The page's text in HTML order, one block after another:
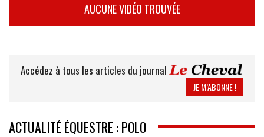
AUCUNE VIDÉO TROUVÉE
Accédez à tous les articles du journal
JE M’ABONNE !
ACTUALITÉ ÉQUESTRE : POLO